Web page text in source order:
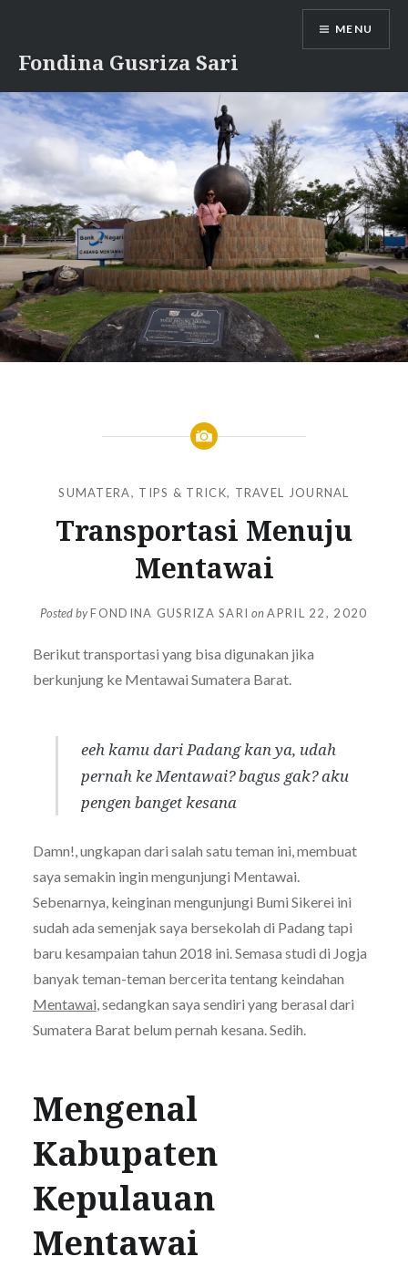
content
Fondina Gusriza Sari
MENU
SUMATERA, TIPS & TRICK, TRAVEL JOURNAL
Transportasi Menuju
Mentawai
Posted byFONDINA GUSRIZA SARI onAPRIL 22, 2020
Berikut transportasi yang bisa digunakan jika
berkunjung ke Mentawai Sumatera Barat.
eeh kamu dari Padang kan ya, udah
pernah ke Mentawai? bagus gak? aku
pengen banget kesana
Damn!, ungkapan dari salah satu teman ini, membuat
saya semakin ingin mengunjungi Mentawai.
Sebenarnya, keinginan mengunjungi Bumi Sikerei ini
sudah ada semenjak saya bersekolah di Padang tapi
baru kesampaian tahun 2018 ini. Semasa studi di Jogja
banyak teman-teman bercerita tentang keindahan
Mentawai, sedangkan saya sendiri yang berasal dari
Sumatera Barat belum pernah kesana. Sedih.
Mengenal
Kabupaten
Kepulauan
Mentawai